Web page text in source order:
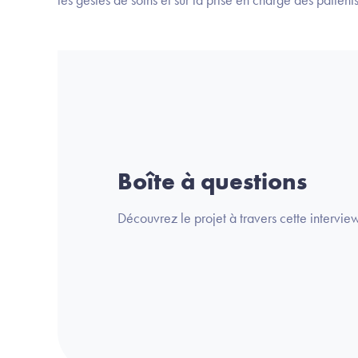
Boîte à questions
Découvrez le projet à travers cette